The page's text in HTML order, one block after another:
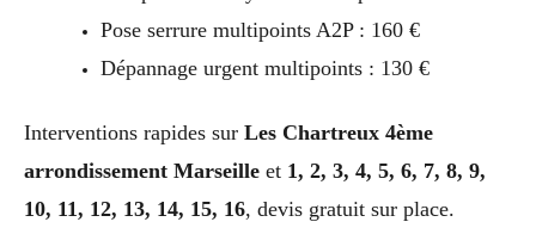
Pose serrure multipoints A2P : 160 €
Dépannage urgent multipoints : 130 €
Interventions rapides sur Les Chartreux 4ème
arrondissement Marseille et 1, 2, 3, 4, 5, 6, 7, 8, 9,
10, 11, 12, 13, 14, 15, 16, devis gratuit sur place.